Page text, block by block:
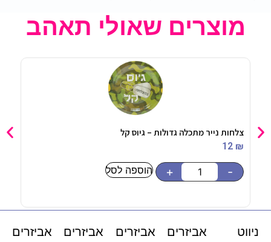
מוצרים שאולי תאהב
צלחות נייר מתכלה גדולות – גיוס קל
12 ₪
-
+ הוספה לסל
בלון
ניווט
אביזרים
אביזרים
אביזרים
אביזרים